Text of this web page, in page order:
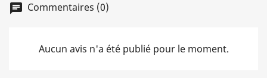
chat Commentaires (0)
Aucun avis n'a été publié pour le moment.